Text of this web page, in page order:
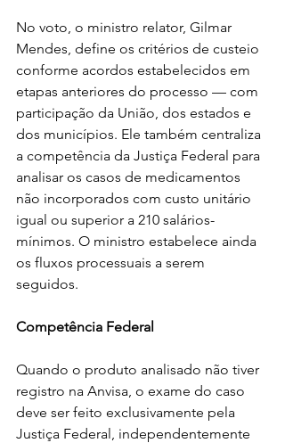
No voto, o ministro relator, Gilmar
Mendes, define os critérios de custeio
conforme acordos estabelecidos em
etapas anteriores do processo — com
participação da União, dos estados e
dos municípios. Ele também centraliza
a competência da Justiça Federal para
analisar os casos de medicamentos
não incorporados com custo unitário
igual ou superior a 210 salários-
mínimos. O ministro estabelece ainda
os fluxos processuais a serem
seguidos.
Competência Federal
Quando o produto analisado não tiver
registro na Anvisa, o exame do caso
deve ser feito exclusivamente pela
Justiça Federal, independentemente